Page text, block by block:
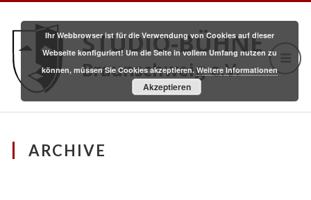
STUDIO-BÜHNE
Braunschweig e.V.
ARCHIVE
Ihr Webbrowser ist für die Verwendung von Cookies auf dieser
Webseite konfiguriert! Um die Seite in vollem Umfang nutzen zu
können, müssen Sie Cookies akzeptieren.Weitere Informationen
Akzeptieren